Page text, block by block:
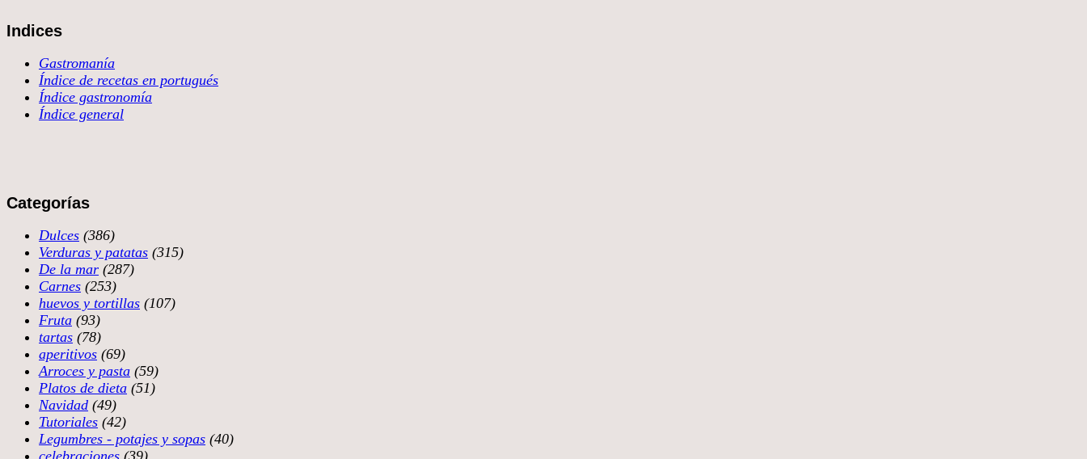
Indices
Gastromanía
Índice de recetas en portugués
Índice gastronomía
Índice general
Categorías
Dulces (386)
Verduras y patatas (315)
De la mar (287)
Carnes (253)
huevos y tortillas (107)
Fruta (93)
tartas (78)
aperitivos (69)
Arroces y pasta (59)
Platos de dieta (51)
Navidad (49)
Tutoriales (42)
Legumbres - potajes y sopas (40)